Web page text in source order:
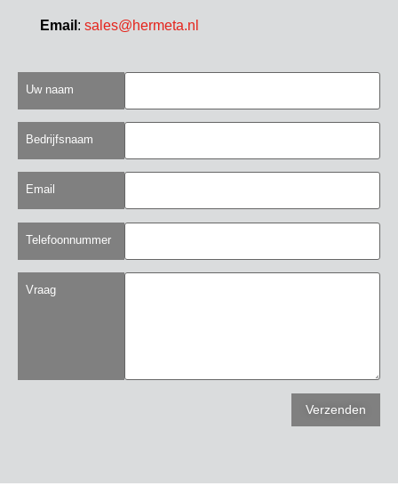
Email : sales@hermeta.nl
Uw naam
Bedrijfsnaam
Email
Telefoonnummer
Vraag